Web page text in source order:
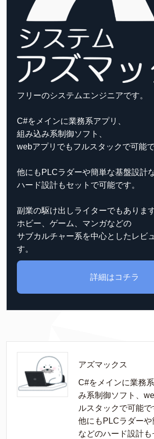
フリーのシステムエンジニアです。
C#をメインに業務系アプリ、
組み込み系制御ソフト、
webアプリでもフルスタックで可能で
他にもPLCラダーや簡単な基盤設計
ハード設計もセットで可能です。
副業の駆け出しライターでもあります
ホビー、ゲーム、マンガなどの
サブカルチャー系を中心としたレビ
す。
詳細はコチラ
アズマックス
C#をメインに業務
み系制御ソフト、
ルスタックで可能で
他にもPLCラダー
などのハード設計